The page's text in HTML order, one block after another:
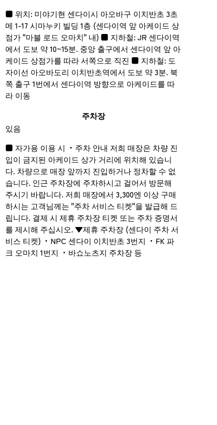
■ 위치: 미야기현 센다이시 아오바구 이치반초 3초
메 1-17 시마누키 빌딩 1층 (센다이역 앞 아케이드 상
점가 "마블 로드 오마치" 내) ■ 지하철: JR 센다이역
에서 도보 약 10~15분. 중앙 출구에서 센다이역 앞 아
케이드 상점가를 따라 서쪽으로 직진 ■ 지하철: 도
자이선 아오바도리 이치반초역에서 도보 약 3분. 북
쪽 출구 1번에서 센다이역 방향으로 아케이드를 따
라 이동
주차장
있음
■ 자가용 이용 시 ・주차 안내 저희 매장은 차량 진
입이 금지된 아케이드 상가 거리에 위치해 있습니
다. 차량으로 매장 앞까지 진입하거나 정차할 수 없
습니다. 인근 주차장에 주차하시고 걸어서 방문해
주시기 바랍니다. 저희 매장에서 3,300엔 이상 구매
하시는 고객님께는 "주차 서비스 티켓"을 발급해 드
립니다. 결제 시 제휴 주차장 티켓 또는 주차 증명서
를 제시해 주십시오. ▼제휴 주차장 (센다이 주차 서
비스 티켓) ・NPC 센다이 이치반초 3번지 ・FK 파
크 오마치 1번지 ・바쇼노츠지 주차장 등